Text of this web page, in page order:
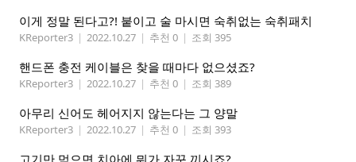
이게 정말 된다고?! 붙이고 술 마시면 숙취없는 숙취패치
KReporter3 | 2022.10.27 | 추천 0 | 조회 395
핸드폰 충전 케이블은 찾을 때마다 없으셨죠?
KReporter3 | 2022.10.27 | 추천 0 | 조회 389
아무리 신어도 헤어지지 않는다는 그 양말
KReporter3 | 2022.10.27 | 추천 0 | 조회 393